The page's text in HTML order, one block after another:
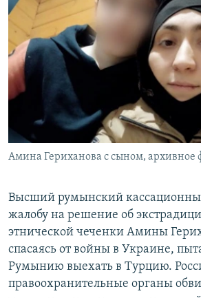
РАСПИСАНИЕ ВЕЩАНИЯ
ПОДПИШИТЕСЬ НА РАССЫЛКУ
СОЦИАЛЬНЫЕ СЕТИ
Амина Гериханова с сыном, архивное
Высший румынский
жалобу на решение об
этнической чеченки Амины
спасаясь от войны в Украине,
Румынию выехать в Турцию.
правоохранительные органы